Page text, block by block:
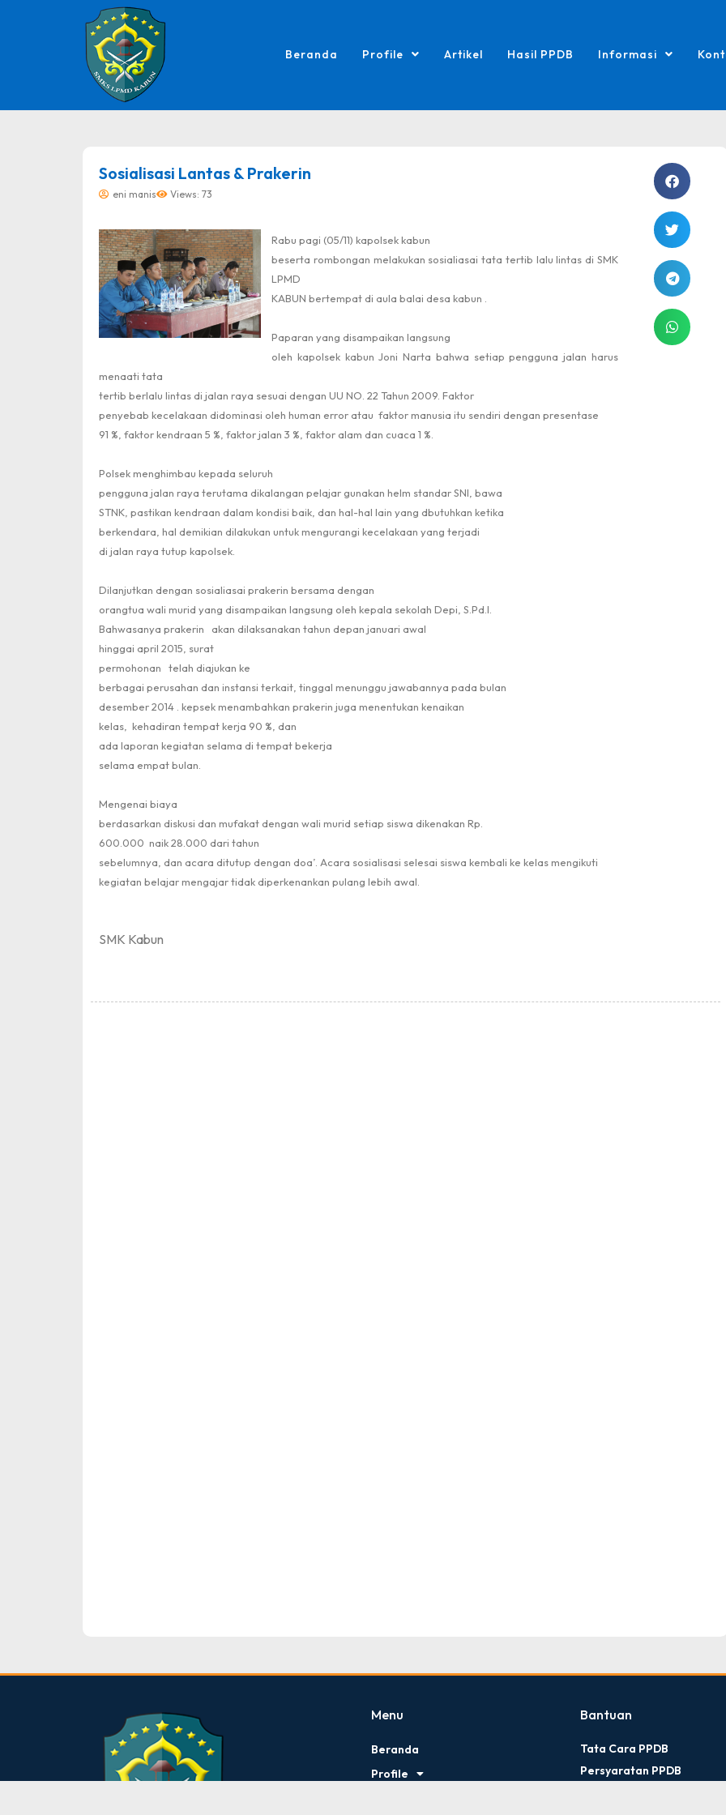
Beranda Profile Artikel Hasil PPDB Informasi
Sosialisasi Lantas & Prakerin
eni manis Views: 73
Rabu pagi (05/11) kapolsek kabun
beserta rombongan melakukan sosialiasai tata tertib lalu lintas di SMK
LPMD
KABUN bertempat di aula balai desa kabun .
Paparan yang disampaikan langsung
oleh kapolsek kabun Joni Narta bahwa setiap pengguna jalan harus
menaati tata
tertib berlalu lintas di jalan raya sesuai dengan UU NO. 22 Tahun 2009. Faktor
penyebab kecelakaan didominasi oleh human error atau faktor manusia itu sendiri dengan presentase
91 %, faktor kendraan 5 %, faktor jalan 3 %, faktor alam dan cuaca 1 %.
Polsek menghimbau kepada seluruh
pengguna jalan raya terutama dikalangan pelajar gunakan helm standar SNI, bawa
STNK, pastikan kendraan dalam kondisi baik, dan hal-hal lain yang dbutuhkan ketika
berkendara, hal demikian dilakukan untuk mengurangi kecelakaan yang terjadi
di jalan raya tutup kapolsek.
Dilanjutkan dengan sosialiasai prakerin bersama dengan
orangtua wali murid yang disampaikan langsung oleh kepala sekolah Depi, S.Pd.I.
Bahwasanya prakerin
akan dilaksanakan tahun depan januari awal
hinggai april 2015, surat
permohonan
telah diajukan ke
berbagai perusahan dan instansi terkait, tinggal menunggu jawabannya pada bulan
desember 2014 . kepsek menambahkan prakerin juga menentukan kenaikan
kelas, kehadiran tempat kerja 90 %, dan
ada laporan kegiatan selama di tempat bekerja
selama empat bulan.
Mengenai biaya
berdasarkan diskusi dan mufakat dengan wali murid setiap siswa dikenakan Rp.
600.000 naik 28.000 dari tahun
sebelumnya, dan acara ditutup dengan doa’. Acara sosialisasi selesai siswa kembali ke kelas mengikuti
kegiatan belajar mengajar tidak diperkenankan pulang lebih awal.
SMK Kabun
Menu
Beranda
Profile
Bantuan
Tata Cara PPDB
Persyaratan PPDB